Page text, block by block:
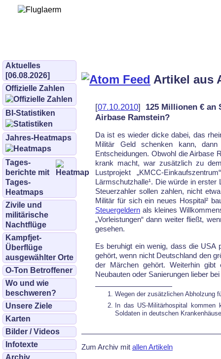
Aktuelles
[06.08.2026]
Offizielle Zahlen
BI-Statistiken
Jahres-Heatmaps
Tages­
berichte mit
Tages-
Heatmaps
Zivile und
militärische
Nachtflüge
Kampfjet-
Überflüge
ausgewählter Orte
O-Ton Betroffener
Wo und wie
beschweren?
Unsere Ziele
Karten
Bilder / Videos
Infotexte
Archiv
Artikel aus
[07.10.2010] 125 Millionen €
Airbase Ramstein?
Da ist es wieder dicke dabei, das
Militär Geld schenken kann,
Entscheidungen. Obwohl die Airbase
krank macht, war zusätzlich zu
Lustprojekt „KMCC-
Lärmschutzhalle¹. Die würde in
Steuerzahler sollen zahlen, nicht
Militär für sich ein neues Hospital²
Steuergeldern als kleines
„Vor­leis­tun­gen“ dann weiter fließt,
gesehen.
Es beruhigt ein wenig, dass die USA
gehört, wenn nicht Deutschland den
der Märchen gehört. Weiterhin
Neubauten oder Sanierungen lieber
Wegen der zusätzlichen Abholzung
In das US-Militärhospital
Soldaten in deutschen
Zum Archiv mit allen Artikeln